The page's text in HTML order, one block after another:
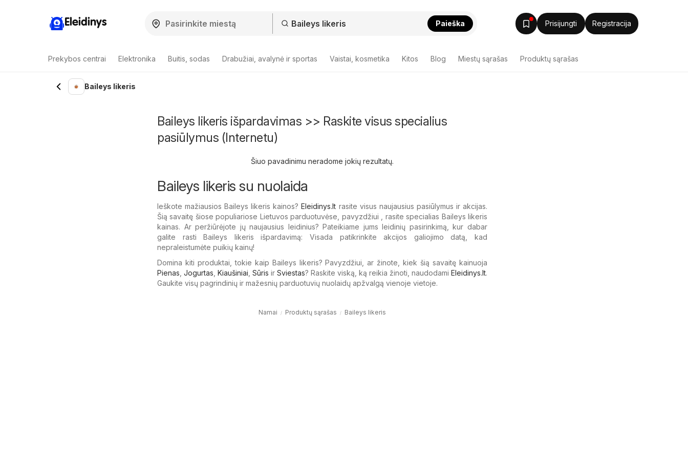
Eleidinys Paieška Prisijungti Registracija
Prekybos centrai Elektronika Buitis, sodas Drabužiai, avalynė ir sportas Vaistai, kosmetika Kitos Blog Miestų sąrašas Produktų sąrašas
Baileys likeris
Baileys likeris išpardavimas >> Raskite visus specialius
pasiūlymus (Internetu)
Šiuo pavadinimu neradome jokių rezultatų.
Baileys likeris su nuolaida
Ieškote mažiausios Baileys likeris kainos?Eleidinys.lt rasite visus naujausius pasiūlymus ir akcijas.
Šią savaitę šiose populiariose Lietuvos parduotuvėse, pavyzdžiui , rasite specialias Baileys likeris
kainas. Ar peržiūrėjote jų naujausius leidinius? Pateikiame jums leidinių pasirinkimą, kur dabar
galite rasti Baileys likeris išpardavimą: Visada patikrinkite akcijos galiojimo datą, kad
nepraleistumėte puikių kainų!
Domina kiti produktai, tokie kaip Baileys likeris? Pavyzdžiui, ar žinote, kiek šią savaitę kainuoja
Pienas Jogurtas Kiaušiniai Sūris ir Sviestas? Raskite viską, ką reikia žinoti, naudodami Eleidinys.lt.
Gaukite visų pagrindinių ir mažesnių parduotuvių nuolaidų apžvalgą vienoje vietoje.
Namai Produktų sąrašas Baileys likeris